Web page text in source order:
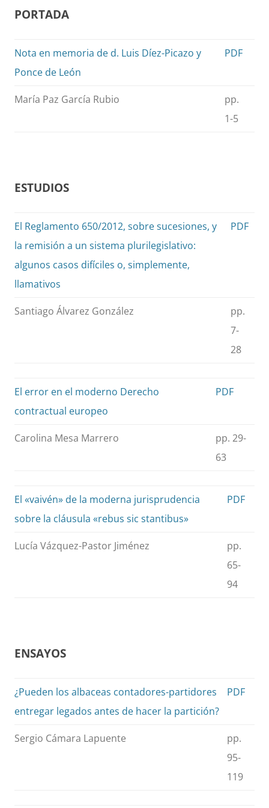
PORTADA
Nota en memoria de d. Luis Díez-Picazo y
Ponce de León
PDF
María Paz García Rubio
pp.
1-5
ESTUDIOS
El Reglamento 650/2012, sobre sucesiones, y
la remisión a un sistema plurilegislativo:
algunos casos difíciles o, simplemente,
llamativos
PDF
Santiago Álvarez González
pp.
7-
28
El error en el moderno Derecho
contractual europeo
PDF
Carolina Mesa Marrero
pp. 29-
63
El «vaivén» de la moderna jurisprudencia
sobre la cláusula «rebus sic stantibus»
PDF
Lucía Vázquez-Pastor Jiménez
pp.
65-
94
ENSAYOS
¿Pueden los albaceas contadores-partidores
entregar legados antes de hacer la partición?
PDF
Sergio Cámara Lapuente
pp.
95-
119